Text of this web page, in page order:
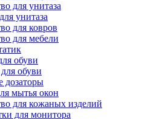
для унитаза
унитаза
для ковров
для мебели
обуви
обуви
дозаторы
мытья окон
для кожаных изделий
для монитора